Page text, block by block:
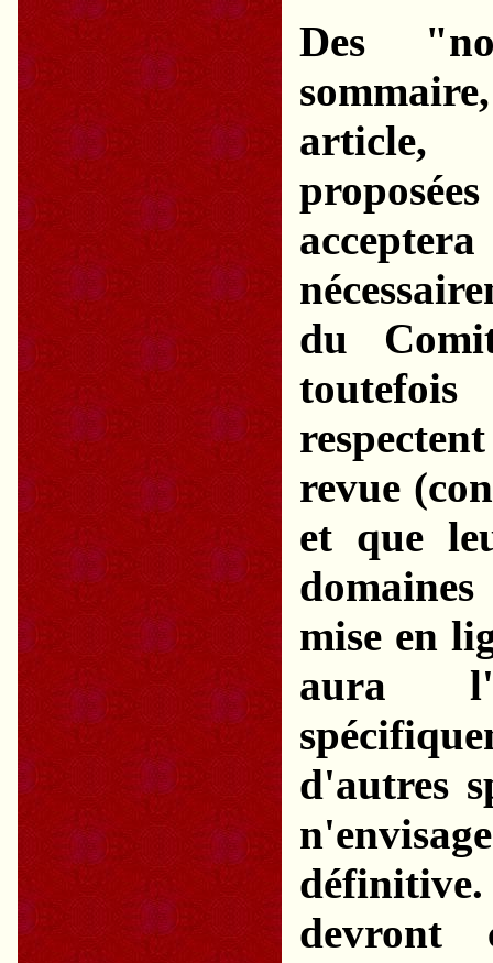
Des
article,
du
revue
et que
mise en
aura
d'autres
devront